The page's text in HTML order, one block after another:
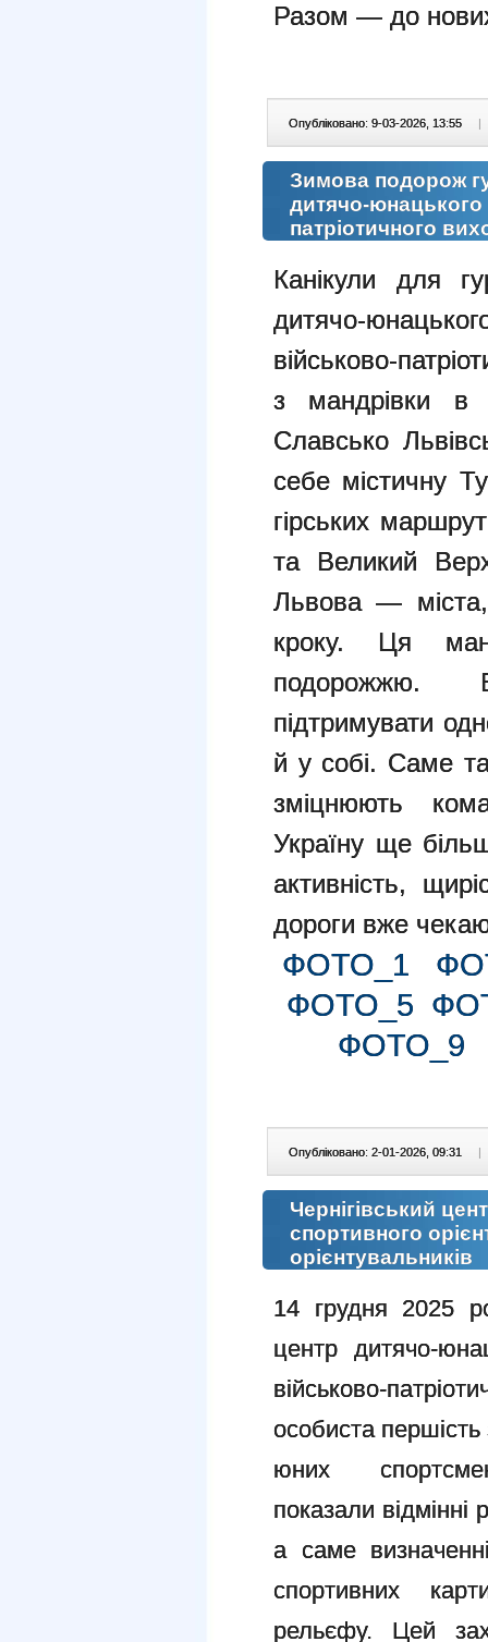
Разом — до
Опубліковано: 9-03-2026, 13:55 |
Зимова подорож
дитячо-юнацького
патріотичного
Канікули для
дитячо-
військово-
з мандрівки
Славсько
себе містичну
гірських
та Великий
Львова —
кроку. Ця
подорожжю.
підтримувати
й у собі. Саме
зміцнюють
Україну ще
активність,
дороги вже
ФОТО_1
ФОТО_5
ФОТО_9
Опубліковано: 2-01-2026, 09:31 |
Чернігівський
спортивного
орієнтувальників
14 грудня 2025
центр дитячо-
військово-
особиста першість
юних
показали відмінні
а саме
спортивних
рельєфу. Цей